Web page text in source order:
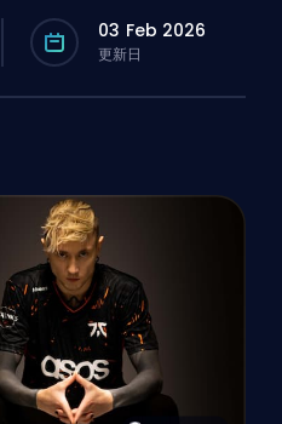
03 Feb 2026
更新日